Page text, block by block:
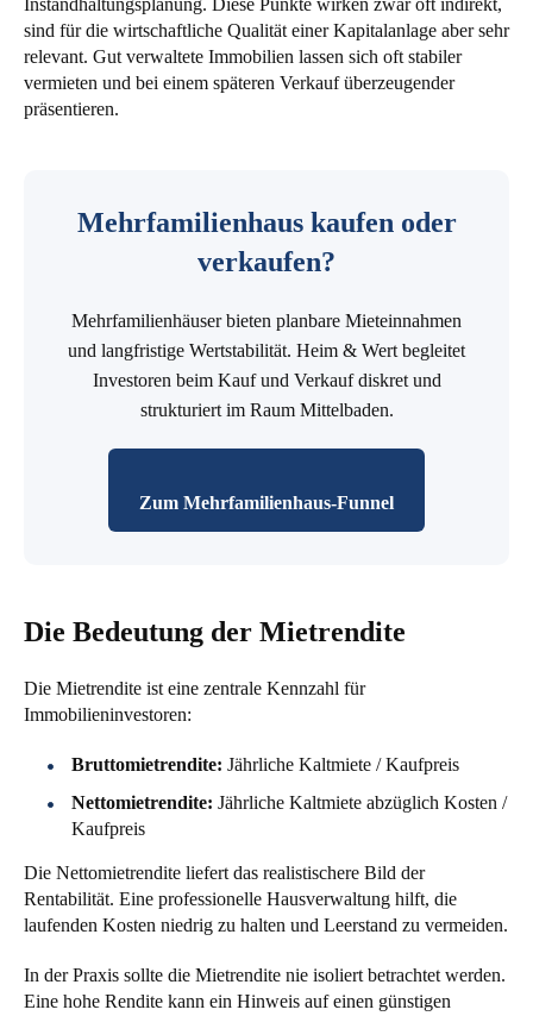
Instandhaltungsplanung. Diese Punkte wirken zwar oft indirekt,
sind für die wirtschaftliche Qualität einer Kapitalanlage aber sehr
relevant. Gut verwaltete Immobilien lassen sich oft stabiler
vermieten und bei einem späteren Verkauf überzeugender
präsentieren.
Mehrfamilienhaus kaufen oder
verkaufen?
Mehrfamilienhäuser bieten planbare Mieteinnahmen
und langfristige Wertstabilität. Heim & Wert begleitet
Investoren beim Kauf und Verkauf diskret und
strukturiert im Raum Mittelbaden.
Zum Mehrfamilienhaus-Funnel
Die Bedeutung der Mietrendite
Die Mietrendite ist eine zentrale Kennzahl für
Immobilieninvestoren:
Bruttomietrendite: Jährliche Kaltmiete / Kaufpreis
Nettomietrendite: Jährliche Kaltmiete abzüglich Kosten /
Kaufpreis
Die Nettomietrendite liefert das realistischere Bild der
Rentabilität. Eine professionelle Hausverwaltung hilft, die
laufenden Kosten niedrig zu halten und Leerstand zu vermeiden.
In der Praxis sollte die Mietrendite nie isoliert betrachtet werden.
Eine hohe Rendite kann ein Hinweis auf einen günstigen